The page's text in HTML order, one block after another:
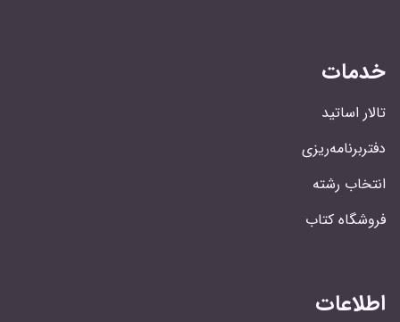
خدمات
تالار اساتید
دفتربرنامه‌ریزی
انتخاب رشته
فروشگاه کتاب
اطلاعات